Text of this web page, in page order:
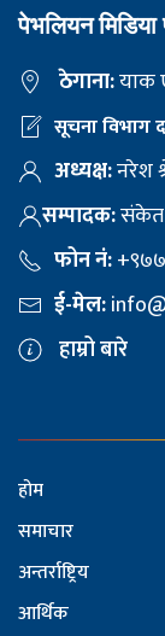
पेभलियन मिडिया
ठेगाना:याक
सूचना विभाग
अध्यक्ष:नरेश
सम्पादक:संकेत
फोन नं:
ई-मेल:
हाम्रो बारे
होम
समाचार
अन्तर्राष्ट्रिय
आर्थिक